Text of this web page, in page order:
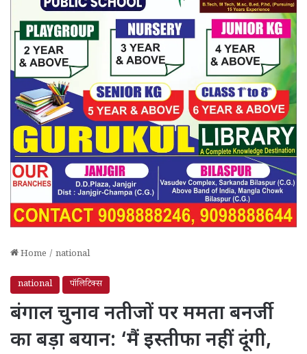
Home / national
national पॉलिटिक्स
बंगाल चुनाव नतीजों पर ममता बनर्जी
का बड़ा बयान: ‘मैं इस्तीफा नहीं दूंगी,